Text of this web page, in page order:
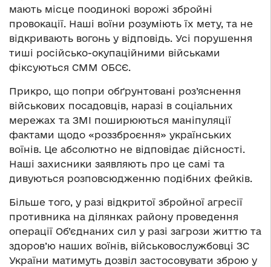
мають місце поодинокі ворожі збройні
провокації. Наші воїни розуміють їх мету, та не
відкривають вогонь у відповідь. Усі порушення
тиші російсько-окупаційними військами
фіксуються СММ ОБСЄ.
Прикро, що попри обґрунтовані роз’яснення
військових посадовців, наразі в соціальних
мережах та ЗМІ поширюються маніпуляції
фактами щодо «роззброєння» українських
воїнів. Це абсолютно не відповідає дійсності.
Наші захисники заявляють про це самі та
дивуються розповсюдженню подібних фейків.
Більше того, у разі відкритої збройної агресії
противника на ділянках району проведення
операції Об’єднаних сил у разі загрози життю та
здоров’ю наших воїнів, військовослужбовці ЗС
України матимуть дозвіл застосовувати зброю у